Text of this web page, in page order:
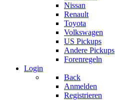
Nissan
Renault
Toyota
Volkswagen
US Pickups
Andere Pickups
Forenregeln
Login
Back
Anmelden
Registrieren